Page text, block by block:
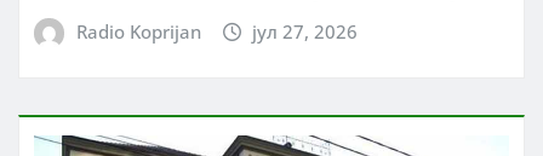
Radio Koprijan јул 27, 2026